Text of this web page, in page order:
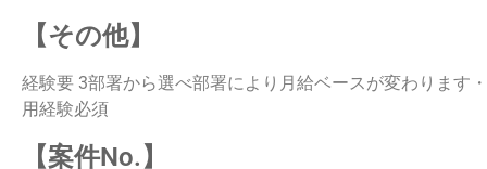
【その他】
経験要 3部署から選べ部署により月給ベースが変わります
用経験必須
【案件No.】